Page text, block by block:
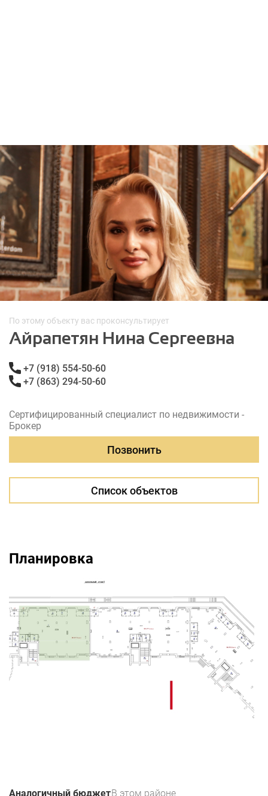
По этому объекту вас проконсультирует
Айрапетян Нина Сергеевна
+7 (918) 554-50-60
+7 (863) 294-50-60
Сертифицированный специалист по недвижимости -
Брокер
Позвонить
Список объектов
Планировка
Аналогичный бюджетВ этом районе